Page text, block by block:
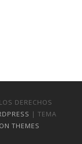
DERECHOS
| TEMA
THEMES